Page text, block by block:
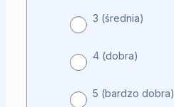
3 (średnia)
4 (dobra)
5 (bardzo dobra)